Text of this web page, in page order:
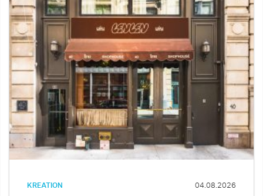
KREATION 04.08.2026